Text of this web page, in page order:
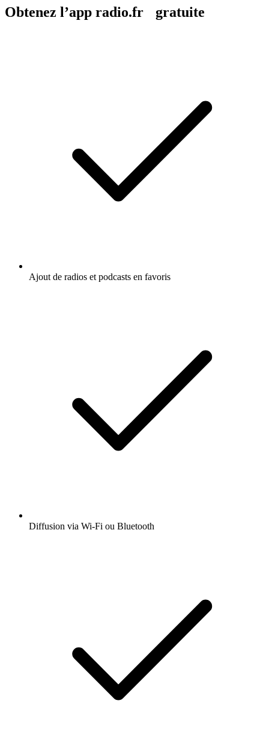
Obtenez l’app radio.fr gratuite
Ajout de radios et podcasts en favoris
Diffusion via Wi-Fi ou Bluetooth